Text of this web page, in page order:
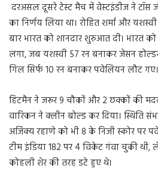
दरअसल दूसरे टेस्ट मैच में वेस्टइंडीज ने टॉस
का निर्णय लिया था। रोहित शर्मा और
बार भारत को शानदार शुरुआत दी। भारत
लगा, जब यशस्वी 57 रन बनाकर जेसन
गिल सिर्फ 10 रन बनाकर पवेलियन लौट गए।
हिटमैन ने जरूर 9 चौकों और 2 छक्कों की
वारिकन ने क्लीन बोल्ड कर दिया।
अजिंक्य रहाणे को भी 8 के निजी स्कोर पर
टीम इंडिया 182 पर 4 विकेट गंवा चुकी
कोहली शेर की तरह डटे हुए थे।